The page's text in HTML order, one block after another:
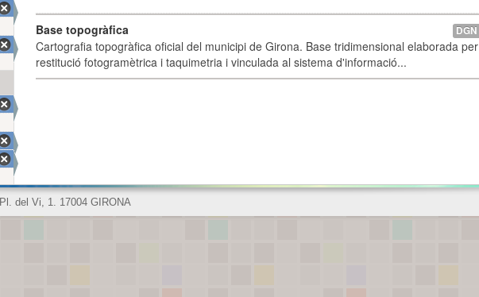
Base topogràfica
Cartografia topogràfica oficial del municipi de Girona. Base tridimensional elaborada per
restitució fotogramètrica i taquimetria i vinculada al sistema d'informació...
DGN
Pl. del Vi, 1. 17004 GIRONA